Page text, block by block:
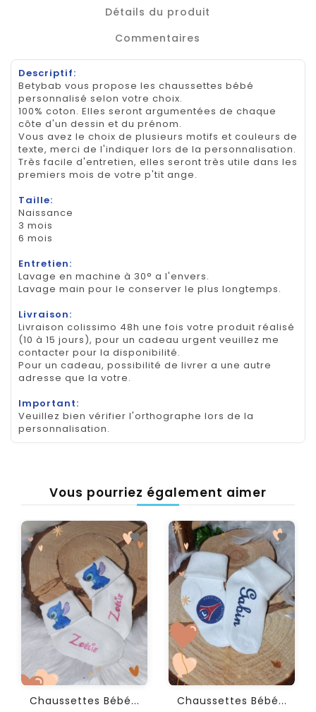
Détails du produit
Commentaires
Descriptif:
Betybab vous propose les chaussettes bébé
personnalisé selon votre choix.
100% coton. Elles seront argumentées de chaque
côte d'un dessin et du prénom.
Vous avez le choix de plusieurs motifs et couleurs de
texte, merci de l'indiquer lors de la personnalisation.
Très facile d'entretien, elles seront très utile dans les
premiers mois de votre p'tit ange.
Taille:
Naissance
3 mois
6 mois
Entretien:
Lavage en machine à 30° a l'envers.
Lavage main pour le conserver le plus longtemps.
Livraison:
Livraison colissimo 48h une fois votre produit réalisé
(10 à 15 jours), pour un cadeau urgent veuillez me
contacter pour la disponibilité.
Pour un cadeau, possibilité de livrer a une autre
adresse que la votre.
Important:
Veuillez bien vérifier l'orthographe lors de la
personnalisation.
Vous pourriez également aimer
Chaussettes Bébé... Chaussettes Bébé...